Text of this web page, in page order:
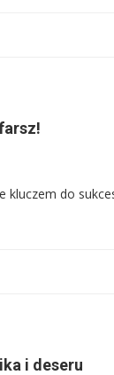
kluczem do
i deseru